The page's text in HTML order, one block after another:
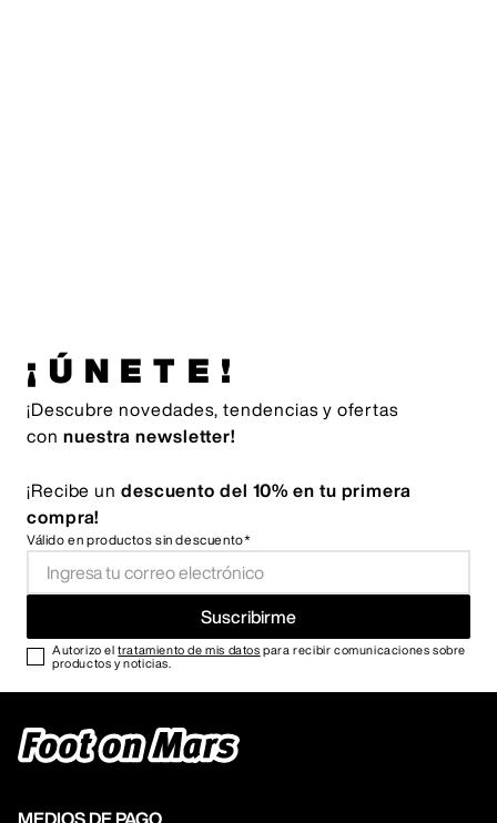
¡ÚNETE!
¡Descubre novedades, tendencias y ofertas
con nuestra newsletter!
¡Recibe un descuento del 10% en tu primera
compra!
Válido en productos sin descuento*
Suscribirme
Autorizo eltratamiento de mis datos para recibir comunicaciones sobre
productos y noticias.
MEDIOS DE PAGO